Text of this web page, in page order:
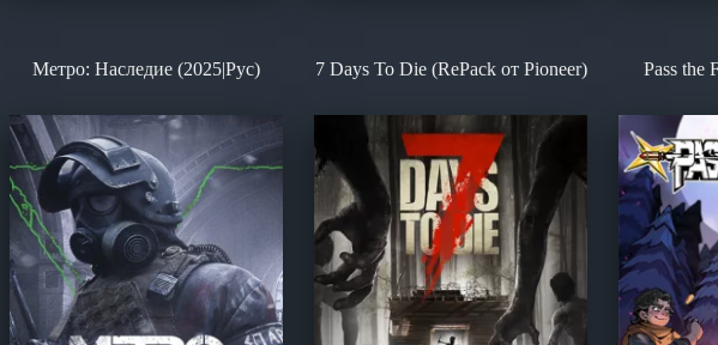
Метро: Наследие (2025|Рус) 7 Days To Die (RePack от Pioneer) Pass the